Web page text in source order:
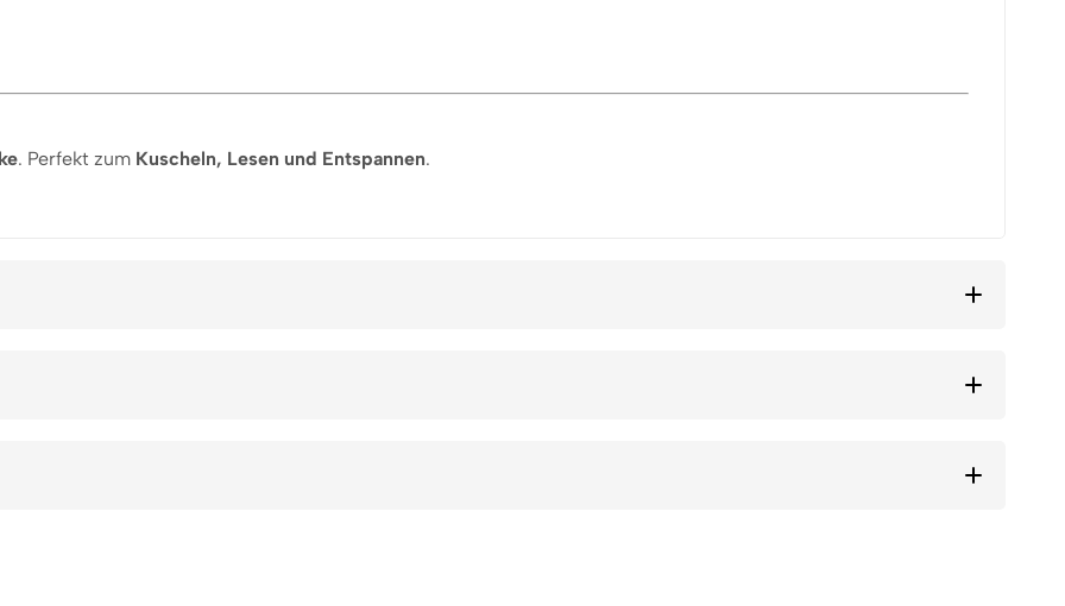
. Perfekt zum Kuscheln, Lesen und Entspannen.